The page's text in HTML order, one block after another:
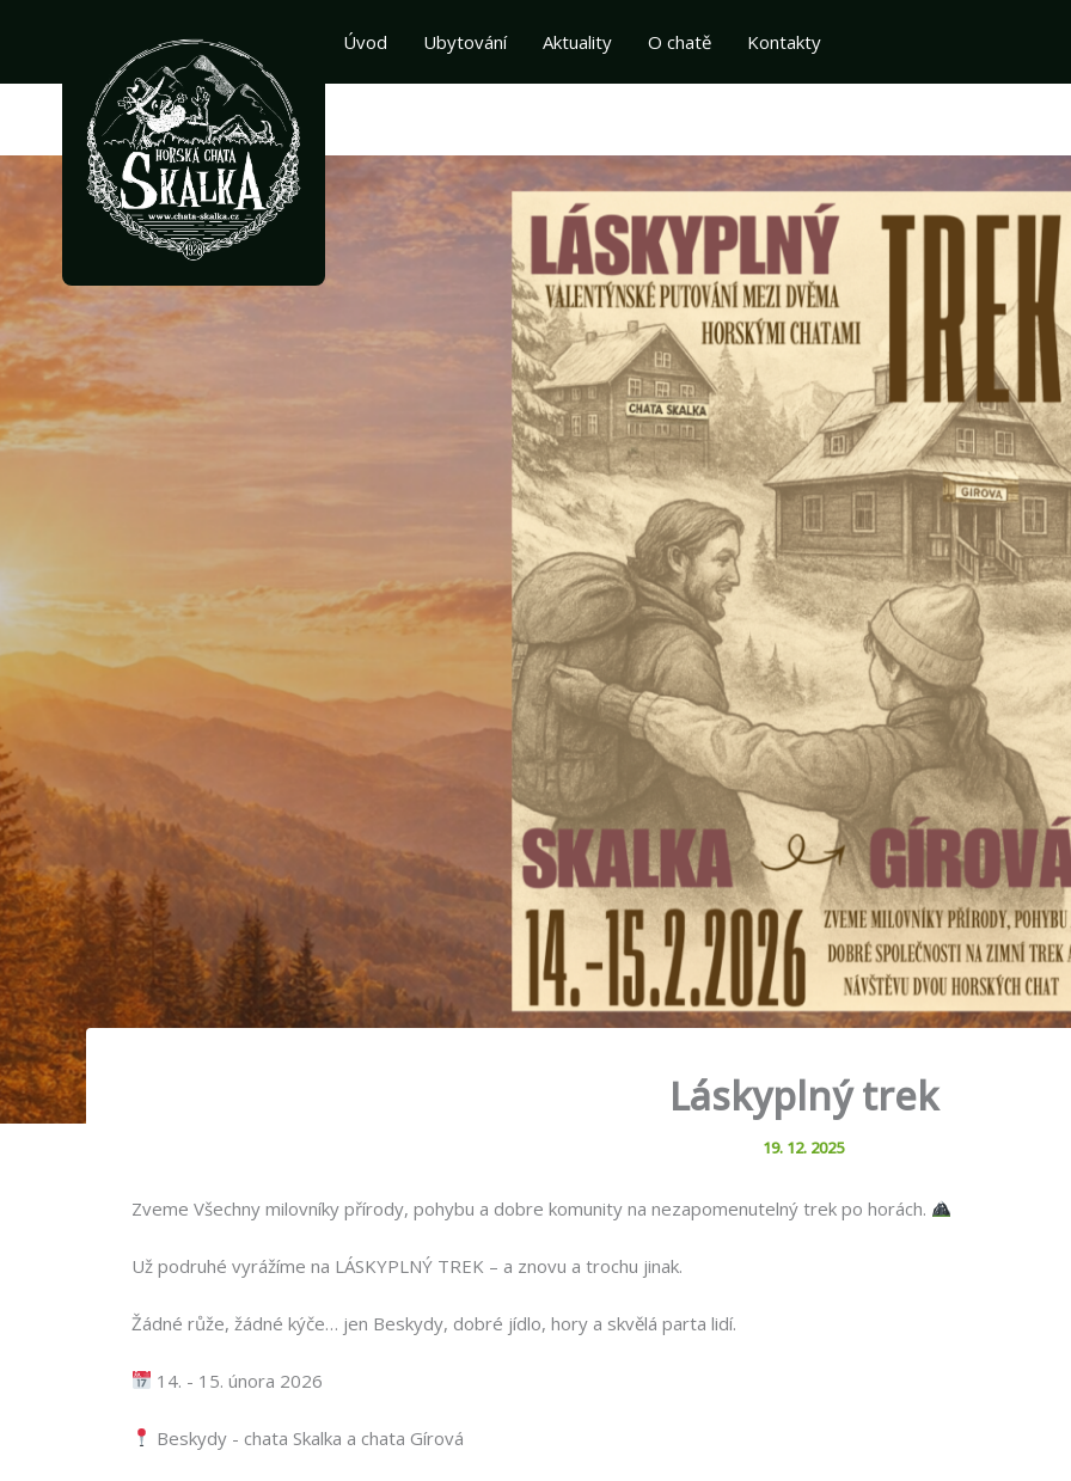
Úvod Ubytování Aktuality O chatě Kontakty
Láskyplný trek
19. 12. 2025
Zveme Všechny milovníky přírody, pohybu a dobre komunity na nezapomenutelný trek po horách.
Už podruhé vyrážíme na LÁSKYPLNÝ TREK – a znovu a trochu jinak.
Žádné růže, žádné kýče… jen Beskydy, dobré jídlo, hory a skvělá parta lidí.
14. - 15. února 2026
Beskydy - chata Skalka a chata Gírová